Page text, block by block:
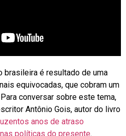
brasileira é resultado de uma
equivocadas, que cobram um
conversar sobre este tema,
Antônio Gois, autor do livro
anos de atraso
políticas do presente.